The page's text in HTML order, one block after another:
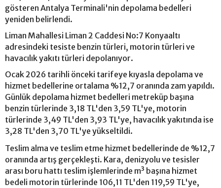
gösteren Antalya Terminali'nin depolama bedelleri
yeniden belirlendi.
Liman Mahallesi Liman 2 Caddesi No:7 Konyaaltı
adresindeki tesiste benzin türleri, motorin türleri ve
havacılık yakıtı türleri depolanıyor.
Ocak 2026 tarihli önceki tarifeye kıyasla depolama ve
hizmet bedellerine ortalama %12,7 oranında zam yapıldı.
Günlük depolama hizmet bedelleri metreküp başına
benzin türlerinde 3,18 TL'den 3,59 TL'ye, motorin
türlerinde 3,49 TL'den 3,93 TL'ye, havacılık yakıtında ise
3,28 TL'den 3,70 TL'ye yükseltildi.
Teslim alma ve teslim etme hizmet bedellerinde de %12,7
oranında artış gerçekleşti. Kara, denizyolu ve tesisler
arası boru hattı teslim işlemlerinde m³ başına hizmet
bedeli motorin türlerinde 106,11 TL'den 119,59 TL'ye,